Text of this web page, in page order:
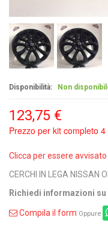
Disponibilità: Non
123,75 €
Prezzo per kit completo 4
Clicca per essere
CERCHI IN LEGA NISSAN
Richiedi informazioni
Compila il form Oppure